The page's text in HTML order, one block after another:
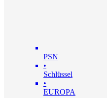
PSN
•
Schlüssel
•
EUROPA